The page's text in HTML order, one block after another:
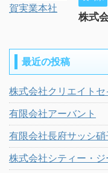
株式
最近の投稿
株式会社クリエイト
有限会社アーバント
有限会社長府サッシ
株式会社シティー・ジ